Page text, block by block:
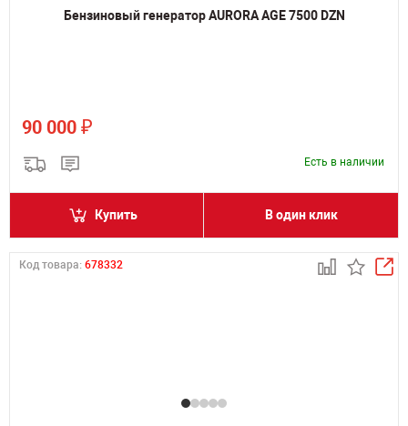
Бензиновый генератор AURORA AGE 7500 DZN
90 000 ₽
Есть в наличии
Купить В один клик
Код товара: 678332